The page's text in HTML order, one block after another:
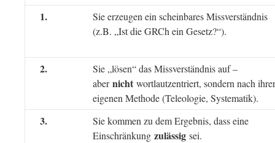
1.
Sie erzeugen ein scheinbares Missverständnis
(z.B. „Ist die GRCh ein Gesetz?“).
2.
Sie „lösen“ das Missverständnis auf –
abernicht wortlautzentriert, sondern nach ihrer
eigenen Methode (Teleologie, Systematik).
3.
Sie kommen zu dem Ergebnis, dass eine
Einschränkung zulässig sei.